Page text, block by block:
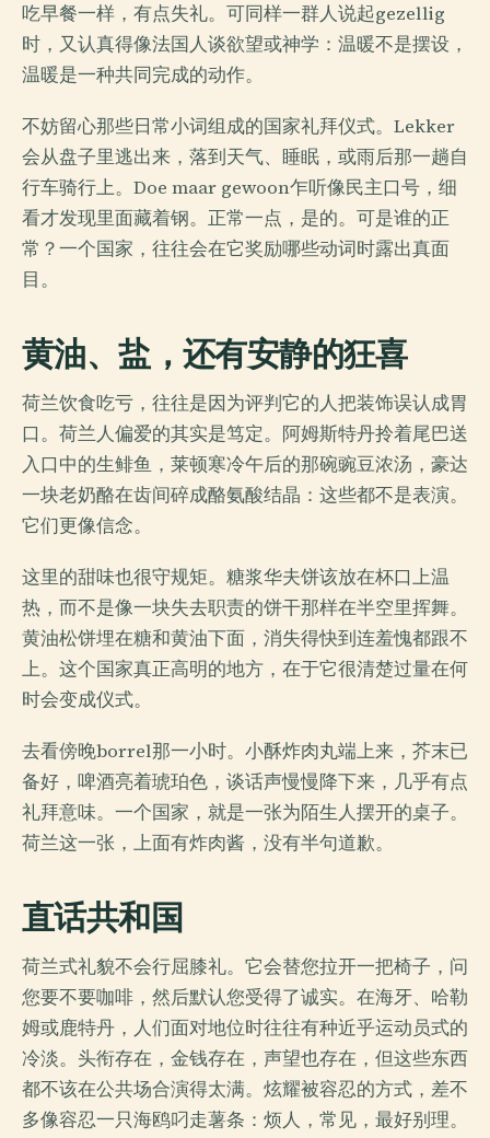
吃早餐一样，有点失礼。可同样一群人说起gezellig
时，又认真得像法国人谈欲望或神学：温暖不是摆设，
温暖是一种共同完成的动作。
不妨留心那些日常小词组成的国家礼拜仪式。Lekker
会从盘子里逃出来，落到天气、睡眠，或雨后那一趟自
行车骑行上。Doe maar gewoon乍听像民主口号，细
看才发现里面藏着钢。正常一点，是的。可是谁的正
常？一个国家，往往会在它奖励哪些动词时露出真面
目。
黄油、盐，还有安静的狂喜
荷兰饮食吃亏，往往是因为评判它的人把装饰误认成胃
口。荷兰人偏爱的其实是笃定。阿姆斯特丹拎着尾巴送
入口中的生鲱鱼，莱顿寒冷午后的那碗豌豆浓汤，豪达
一块老奶酪在齿间碎成酪氨酸结晶：这些都不是表演。
它们更像信念。
这里的甜味也很守规矩。糖浆华夫饼该放在杯口上温
热，而不是像一块失去职责的饼干那样在半空里挥舞。
黄油松饼埋在糖和黄油下面，消失得快到连羞愧都跟不
上。这个国家真正高明的地方，在于它很清楚过量在何
时会变成仪式。
去看傍晚borrel那一小时。小酥炸肉丸端上来，芥末已
备好，啤酒亮着琥珀色，谈话声慢慢降下来，几乎有点
礼拜意味。一个国家，就是一张为陌生人摆开的桌子。
荷兰这一张，上面有炸肉酱，没有半句道歉。
直话共和国
荷兰式礼貌不会行屈膝礼。它会替您拉开一把椅子，问
您要不要咖啡，然后默认您受得了诚实。在海牙、哈勒
姆或鹿特丹，人们面对地位时往往有种近乎运动员式的
冷淡。头衔存在，金钱存在，声望也存在，但这些东西
都不该在公共场合演得太满。炫耀被容忍的方式，差不
多像容忍一只海鸥叼走薯条：烦人，常见，最好别理。